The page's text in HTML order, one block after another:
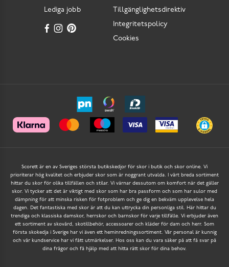
Tillgänglighetsdirektiv
Integritetspolicy
Cookies
Lediga jobb
Scorett är en av Sveriges största butikskedjor för skor i butik och skor online. Vi
prioriterar hög kvalitet och erbjuder skor som är noggrant utvalda. I vårt breda sortiment
hittar du skor för olika tillfällen och stilar. Vi värnar dessutom om komfort när det gäller
skor. Vi tycker att det är viktigt med skor som har bra passform och som har sulor med
dämpning för att minska risken för fotproblem och ge dig en bekväm upplevelse hela
dagen. Det fantastiska med skor är att du kan uttrycka din personliga stil. Här hittar du
trendiga och klassiska damskor, herrskor och barnskor för varje tillfälle. Vi erbjuder även
ett sortiment av skovård, skotillbehör, accessoarer och kläder för dam och herr. Som
första skokedja i Sverige har vi även ett heminredningssortiment. Vår personal är kunnig
och vår kundservice har vi fått utmärkelser. Hos oss kan du vara säker på att få svar på
dina frågor och få hjälp med att hitta rätt skor för dina behov.